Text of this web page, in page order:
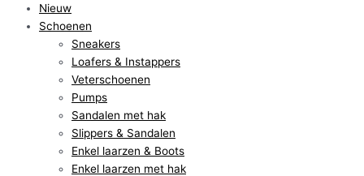
Nieuw
Schoenen
Sneakers
Loafers & Instappers
Veterschoenen
Pumps
Sandalen met hak
Slippers & Sandalen
Enkel laarzen & Boots
Enkel laarzen met hak